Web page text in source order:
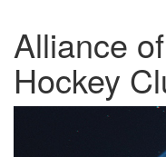
Alliance
Hockey